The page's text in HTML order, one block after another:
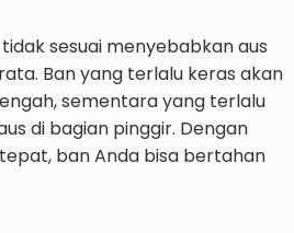
sesuai menyebabkan aus
Ban yang terlalu keras akan
sementara yang terlalu
di bagian pinggir. Dengan
ban Anda bisa bertahan